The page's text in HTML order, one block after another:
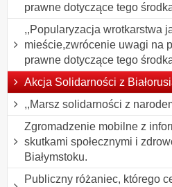
prawne dotyczące tego
,,Popularyzacja wrotkarstwa
mieście,zwrócenie uwagi na
prawne dotyczące tego
Akcja Solidarności z
,,Marsz solidarności z
Zgromadzenie mobilne z
skutkami społecznymi i
Białymstoku.
Publiczny różaniec, którego